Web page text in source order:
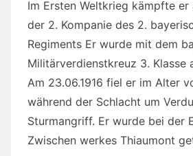
Im Ersten Weltkrieg kämpfte er
der 2. Kompanie des 2.
Regiments Er wurde mit dem
Militärverdienstkreuz 3. Klasse
Am 23.06.1916 fiel er im Alter
während der Schlacht um
Sturmangriff. Er wurde bei der
Zwischen werkes Thiaumont